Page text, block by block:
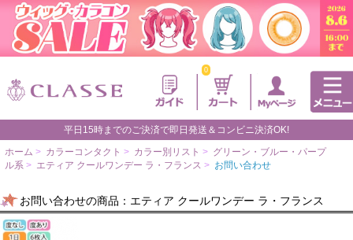
0
平日15時までのご決済で即日発送＆コンビニ決済OK!
ホーム > カラーコンタクト > カラー別リスト > グリーン・ブルー・パープ
ル系 > エティア クールワンデー ラ・フランス > お問い合わせ
お問い合わせの商品：エティア クールワンデー ラ・フランス